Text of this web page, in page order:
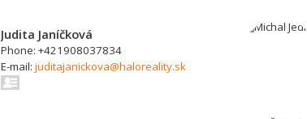
Judita Janíčková
Phone: +421908037834
E-mail: juditajanickova@haloreality.sk